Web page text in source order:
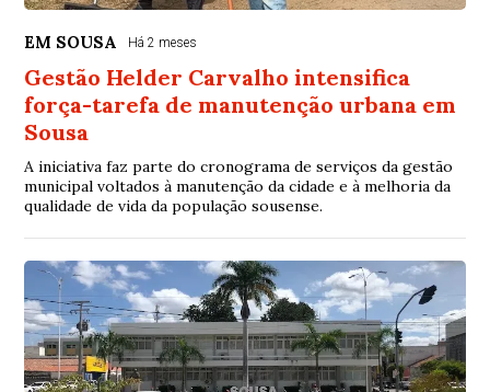
EM SOUSA Há 2 meses
Gestão Helder Carvalho intensifica
força-tarefa de manutenção urbana em
Sousa
A iniciativa faz parte do cronograma de serviços da gestão
municipal voltados à manutenção da cidade e à melhoria da
qualidade de vida da população sousense.